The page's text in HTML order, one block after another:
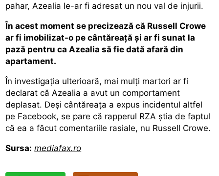
pahar, Azealia le-ar fi adresat un nou val de injurii.
În acest moment se precizează că Russell Crowe
ar fi imobilizat-o pe cântăreaţă şi ar fi sunat la
pază pentru ca Azealia să fie dată afară din
apartament.
În investigaţia ulterioară, mai mulţi martori ar fi
declarat că Azealia a avut un comportament
deplasat. Deşi cântăreaţa a expus incidentul altfel
pe Facebook, se pare că rapperul RZA ştia de faptul
că ea a făcut comentariile rasiale, nu Russell Crowe.
Sursa: mediafax.ro